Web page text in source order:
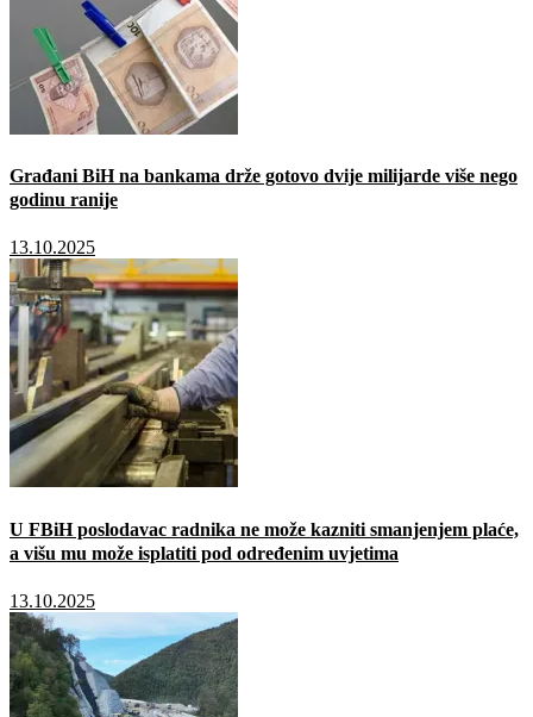
Građani BiH na bankama drže gotovo dvije milijarde više nego
godinu ranije
13.10.2025
U FBiH poslodavac radnika ne može kazniti smanjenjem plaće,
a višu mu može isplatiti pod određenim uvjetima
13.10.2025